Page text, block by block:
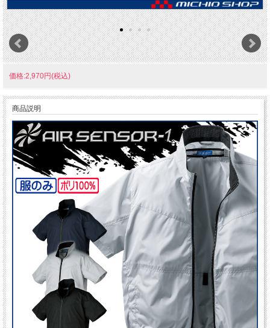
価格:2,970円(税込)
商品説明